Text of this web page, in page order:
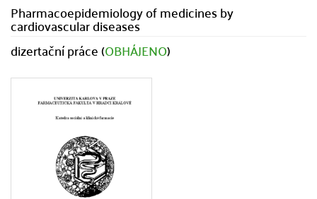
Pharmacoepidemiology of medicines by
cardiovascular diseases
dizertační práce (OBHÁJENO)